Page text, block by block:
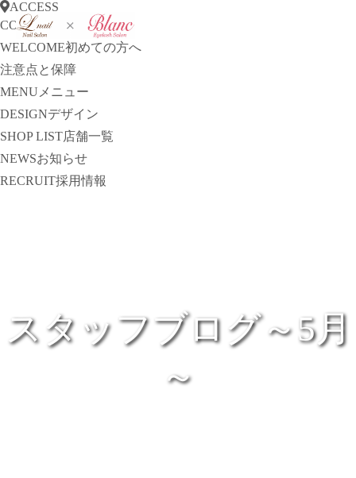
ACCESS
CONCEPT
コンセプト
WELCOME初めての方へ
注意点と保障
MENU メニュー
DESIGNデザイン
SHOP LIST店舗一覧
NEWSお知らせ
RECRUIT採用情報
スタッフブログ～5月
～